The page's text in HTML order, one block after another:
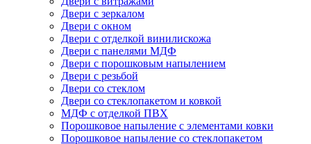
Двери с зеркалом
Двери с окном
Двери с отделкой винилискожа
Двери с панелями МДФ
Двери с порошковым напылением
Двери с резьбой
Двери со стеклом
Двери со стеклопакетом и ковкой
МДФ с отделкой ПВХ
Порошковое напыление с элементами ковки
Порошковое напыление со стеклопакетом